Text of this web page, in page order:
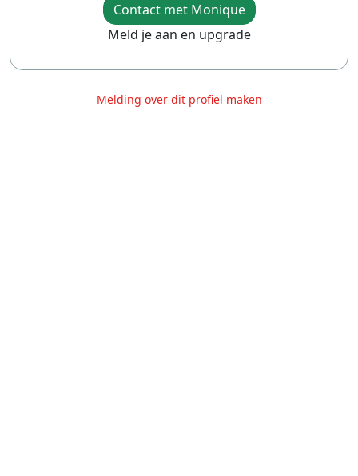
Contact met Monique
Meld je aan en upgrade
Melding over dit profiel maken